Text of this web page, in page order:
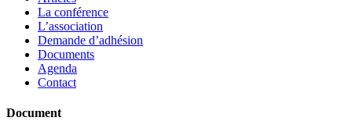
La conférence
L’association
Demande d’adhésion
Documents
Agenda
Contact
Document